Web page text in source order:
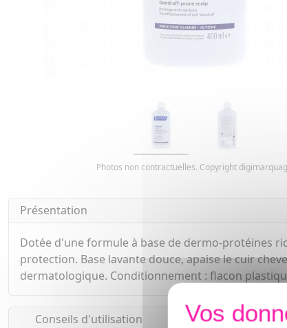
Photos non contractuelles. Copyright
Présentation
Dotée d'une formule à base de dermo-protéines
protection. Base lavante douce, apaise le cuir
dermatologique. Conditionnement : flacon
Conseils d'utilisation